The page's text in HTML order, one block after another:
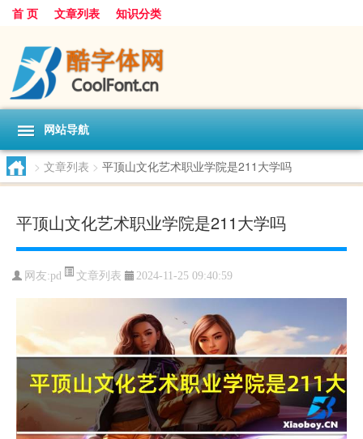
首 页 文章列表 知识分类
网站导航
> 文章列表 > 平顶山文化艺术职业学院是211大学吗
平顶山文化艺术职业学院是211大学吗
网友:pd 文章列表 2024-11-25 09:40:59